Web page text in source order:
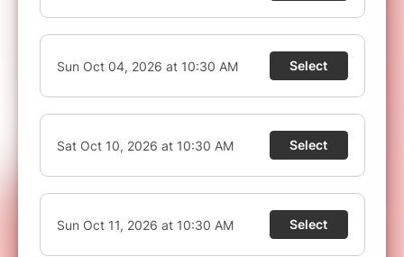
Bébé de moins d'1 an
Le bruit pendant un spectacle
(applaudissements, musiques, etc) étant trop
perturbant pour un nourrisson, nous sommes
au regret de ne pas autoriser l'entrée pour les
enfants de moins d'1 an.